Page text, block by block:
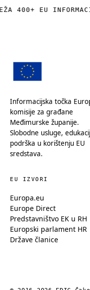
400+ EU
Informacijska točka
komisije za građane
Međimurske županije.
Slobodne usluge,
podrška u korištenju EU
sredstava.
EU IZVORI
Europa.eu
Europe Direct
Predstavništvo EK u RH
Europski parlament HR
Države članice